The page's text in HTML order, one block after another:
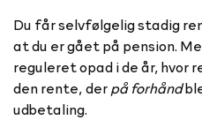
Du får selvfølgelig stadig
at du er gået på pension.
reguleret opad i de år, hvor
den rente, derpå forhånd
udbetaling.